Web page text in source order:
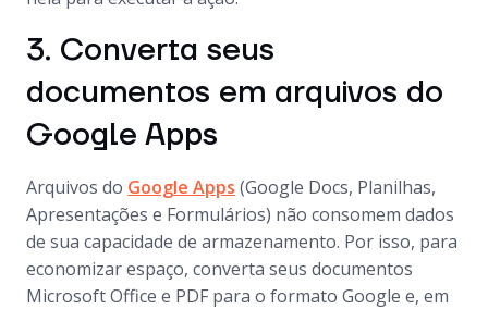
3. Converta seus
documentos em arquivos do
Google Apps
Arquivos do Google Apps (Google Docs, Planilhas,
Apresentações e Formulários) não consomem dados
de sua capacidade de armazenamento. Por isso, para
economizar espaço, converta seus documentos
Microsoft Office e PDF para o formato Google e, em